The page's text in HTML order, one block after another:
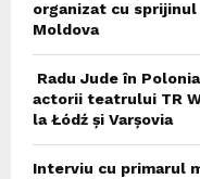
organizat cu sprijinul
Moldova
Radu Jude în
actorii teatrului TR
la Łódź și Varșovia
Interviu cu primarul